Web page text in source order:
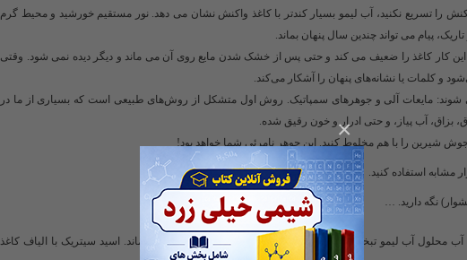
×
را تسریع نکنید، آب لیمو بسیار کندتر با کاغذ واکنش نشان می دهد. نور مستقیم خورشید و محیط گرم
پیام می تواند چندین سال پنهان بماند.
کار کاغذ را ضعیف می کند و حتی پس از خشک شدن مایع روی آن می ماند و دیگر دیده نمی شود. وقتی
و کلمات یا نشانه‌های پنهان را آشکار می‌کند.
شوند: مایعات آلی و جوهرهای سمپاتیک. روش اول متشکل از روش‌های طبیعی است که بسیاری از ما در
بزاق، آب پیاز، و حتی ادرار و خون رقیق شده.
شیرین را با هم مخلوط کنید. این جوهر نامرئی شما خواهد بود!
مشابه استفاده کنید.
نگه دارید. …
محلول آب لیمو تبخیر می‌شود و اسید سیتریک موجود در آب باقی می‌ماند. اسید سیتریک با الیاف کاغذ